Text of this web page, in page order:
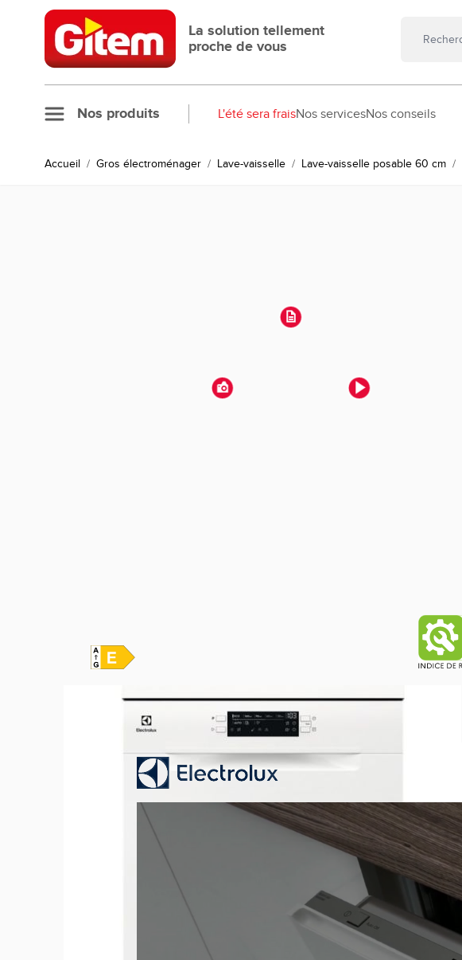
Allez au contenu
La solution tellement
proche de vous
Nos produits L'été sera fraisNos servicesNos conseils
Accueil / Gros électroménager / Lave-vaisselle / Lave-vaisselle posable 60 cm /